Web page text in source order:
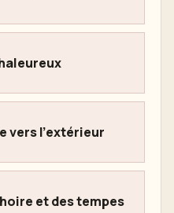
vers l'extérieur
et des tempes